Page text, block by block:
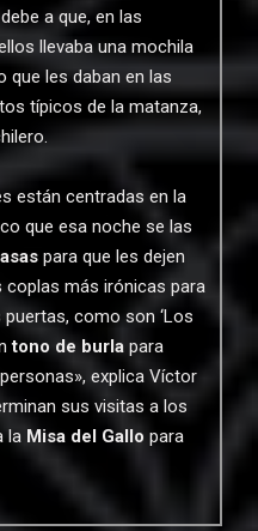
a que, en las
llevaba una mochila
que les daban en las
típicos de la matanza,
centradas en la
que esa noche se las
para que les dejen
coplas más irónicas para
como son ‘Los
tono de burla para
explica Víctor
sus visitas a los
la Misa del Gallo para